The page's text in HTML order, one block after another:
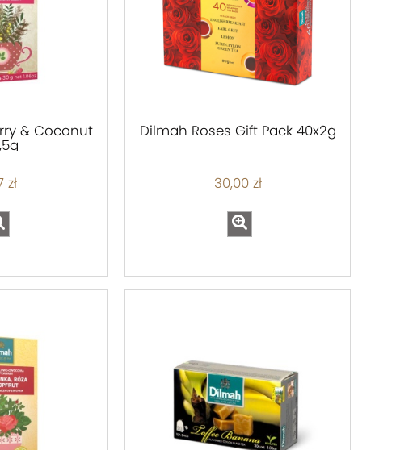
& Coconut
zł
Dilmah Roses Gift Pack 40x2g
30,00 zł